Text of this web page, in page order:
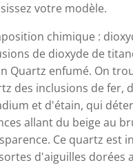
votre modèle.
chimique :
de dioxyde de
Quartz enfumé. On
des inclusions de fer,
et d'étain, qui
allant du beige au
Ce quartz est
d'aiguilles dorées